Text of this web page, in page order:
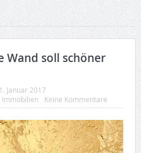
Wand soll schöner
Januar 2017
Immobilien Keine Kommentare